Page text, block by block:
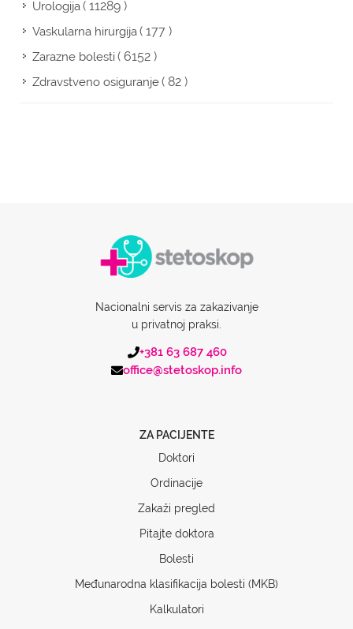
Urologija( 11289 )
Vaskularna hirurgija( 177 )
Zarazne bolesti( 6152 )
Zdravstveno osiguranje( 82 )
Nacionalni servis za zakazivanje
u privatnoj praksi.
+381 63 687 460
office@stetoskop.info
ZA PACIJENTE
Doktori
Ordinacije
Zakaži pregled
Pitajte doktora
Bolesti
Međunarodna klasifikacija bolesti (MKB)
Kalkulatori